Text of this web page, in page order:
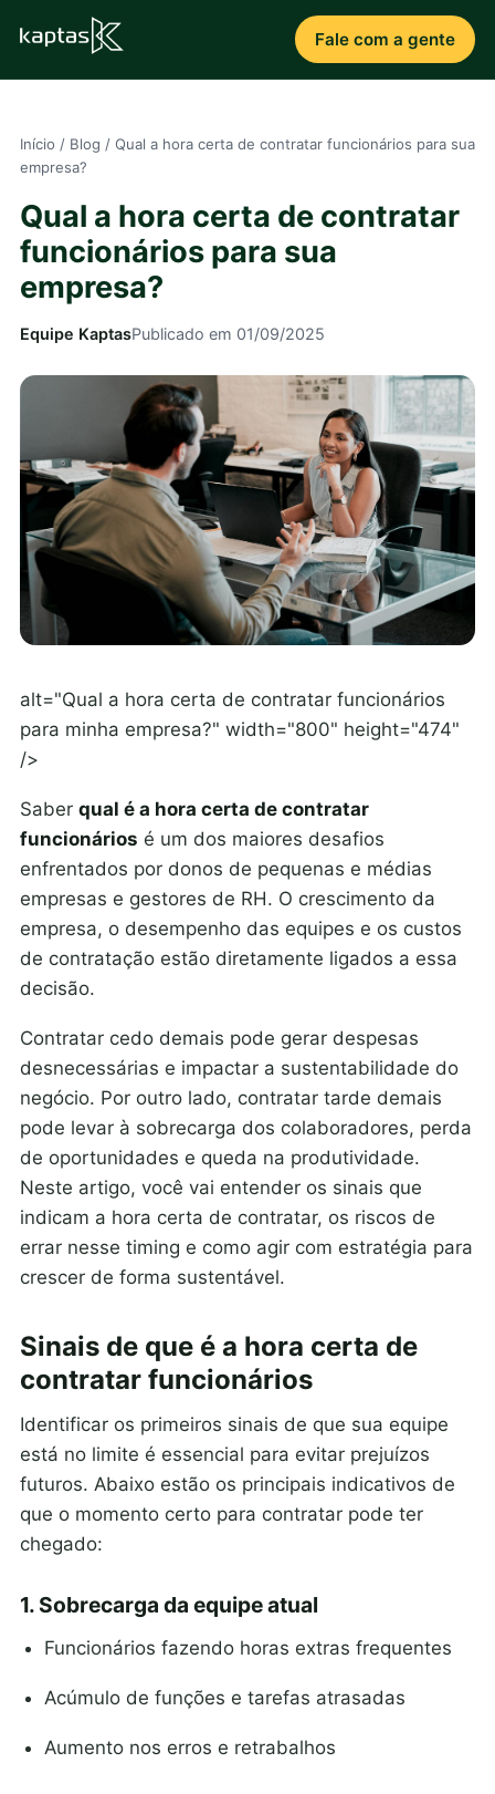
Fale com a gente
Início / Blog / Qual a hora certa de contratar funcionários para sua
empresa?
Qual a hora certa de contratar
funcionários para sua
empresa?
Equipe KaptasPublicado em 01/09/2025
alt="Qual a hora certa de contratar funcionários
para minha empresa?" width="800" height="474"
/>
Saber qual é a hora certa de contratar
funcionários é um dos maiores desafios
enfrentados por donos de pequenas e médias
empresas e gestores de RH. O crescimento da
empresa, o desempenho das equipes e os custos
de contratação estão diretamente ligados a essa
decisão.
Contratar cedo demais pode gerar despesas
desnecessárias e impactar a sustentabilidade do
negócio. Por outro lado, contratar tarde demais
pode levar à sobrecarga dos colaboradores, perda
de oportunidades e queda na produtividade.
Neste artigo, você vai entender os sinais que
indicam a hora certa de contratar, os riscos de
errar nesse timing e como agir com estratégia para
crescer de forma sustentável.
Sinais de que é a hora certa de
contratar funcionários
Identificar os primeiros sinais de que sua equipe
está no limite é essencial para evitar prejuízos
futuros. Abaixo estão os principais indicativos de
que o momento certo para contratar pode ter
chegado:
1. Sobrecarga da equipe atual
Funcionários fazendo horas extras frequentes
Acúmulo de funções e tarefas atrasadas
Aumento nos erros e retrabalhos